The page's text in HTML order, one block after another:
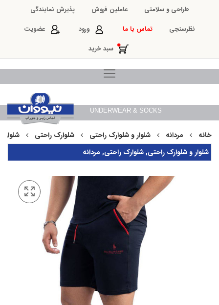
طراحی و سلامتی عاملین فروش
پذیرش نمایندگی
نظرسنجی
تماس با ما ورود
عضویت
سبد خرید
UNDERWEAR & SOCKS
خانه مردانه شلوار و شلوارک راحتی شلوارک راحتی
شلوارک
شلوار و شلوارک راحتی,شلوارک راحتی,مردانه